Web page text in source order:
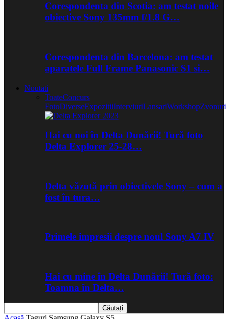
Corespondenta din Scotia: am testat noile
obiective Sony 135mm f/1.8 G…
Corespondenta din Barcelona: am testat
aparatele Full Frame Panasonic S1 si…
Noutati
ToateConcurs
FotoDiverseExpozitiiInterviuriLansariWorkshopZvonuri
Hai cu noi în Delta Dunării! Tură foto
Delta Explorer 25-28…
Delta văzută prin obiectivele Sony – cum a
fost în tura…
Primele impresii despre noul Sony A7 IV
Hai cu mine în Delta Dunării! Tură foto:
Toamna în Delta…